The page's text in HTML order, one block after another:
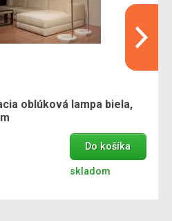
oblúková lampa biela,
Do košíka
skladom